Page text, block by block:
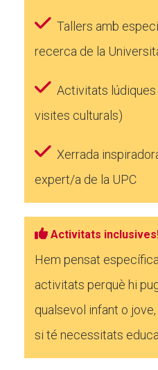
Tallers amb
recerca de la
Activitats lúdiques
visites culturals)
Xerrada
expert/a de la UPC
Activitats
Hem pensat
activitats perquè hi
qualsevol infant o
si té necessitats